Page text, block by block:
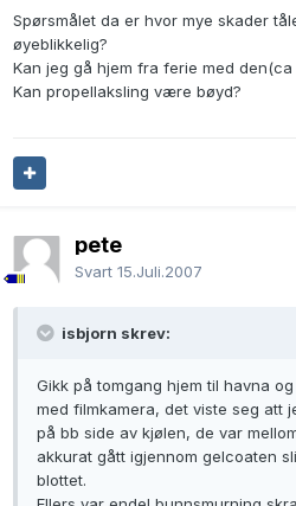
Spørsmålet da er hvor mye skader
øyeblikkelig?
Kan jeg gå hjem fra ferie med
Kan propellaksling være bøyd?
pete
Svart 15.Juli.2007
isbjorn skrev:
Gikk på tomgang hjem til havna
med filmkamera, det viste seg att
på bb side av kjølen, de var
akkurat gått igjennom gelcoaten
blottet.